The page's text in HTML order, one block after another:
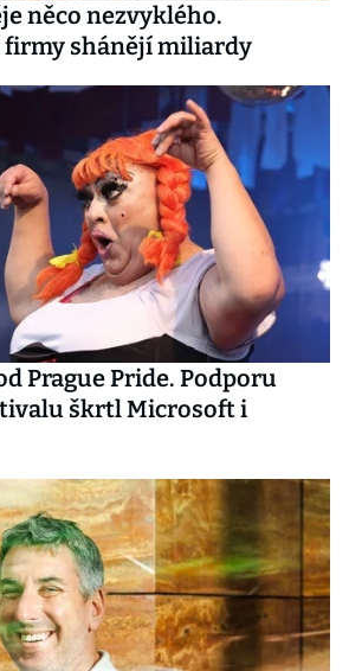
něco nezvyklého.
firmy shánějí miliardy
Prague Pride. Podporu
škrtl Microsoft i